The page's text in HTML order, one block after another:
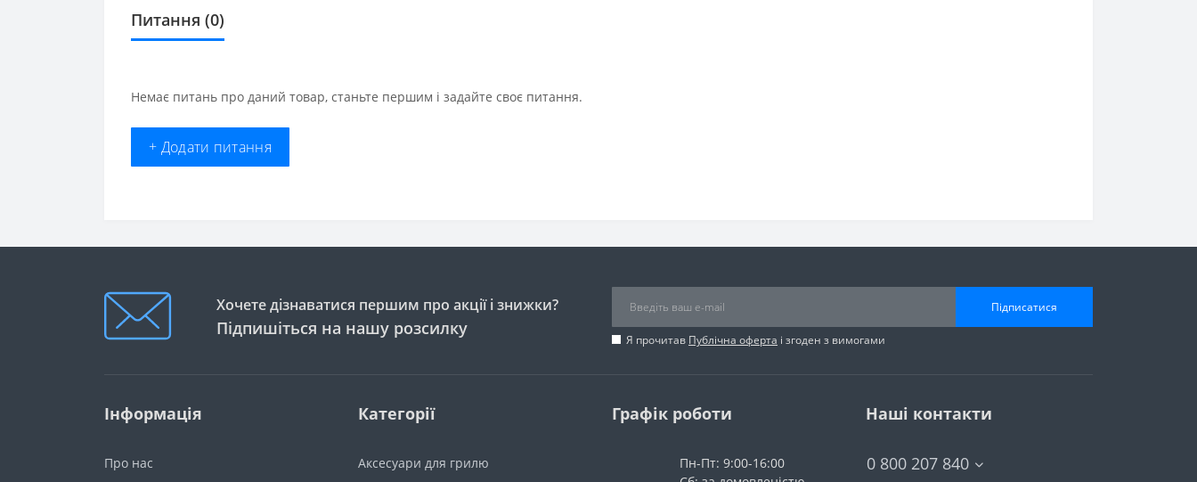
Питання (0)
Немає питань про даний товар, станьте першим і задайте своє питання.
+ Додати питання
Хочете дізнаватися першим про акції і знижки?
Підпишіться на нашу розсилку
Підписатися
Я прочитав Публічна оферта і згоден з вимогами
Інформація
Про нас
Категорії
Аксесуари для грилю
Графік роботи
Пн-Пт: 9:00-16:00
Наші контакти
0 800 207 840